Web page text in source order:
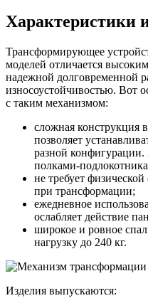
Характеристики
Трансформирующее
моделей отличается
надежной долговременной
износоустойчивостью. Вот
с таким механизмом:
сложная конструкция
позволяет
разной
полками-
не требует
при трансформации;
ежедневное
ослабляет действие
широкое и ровное
нагрузку до 240 кг.
Изделия выпускаются: